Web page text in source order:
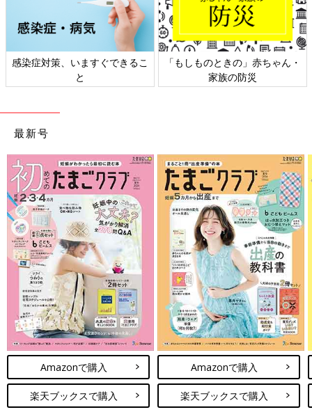
感染症対策、いますぐできるこ
と
「もしものときの」赤ちゃん・
家族の防災
最新号
Amazonで購入
楽天ブックスで購入
Amazonで購入
楽天ブックスで購入